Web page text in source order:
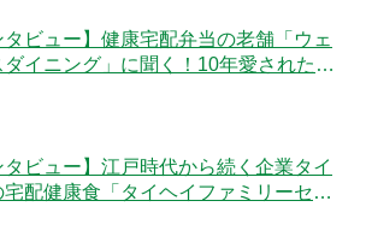
タビュー】健康宅配弁当の老舗「ウェ
ダイニング」に聞く！10年愛された秘
タビュー】江戸時代から続く企業タイ
宅配健康食「タイヘイファミリーセッ